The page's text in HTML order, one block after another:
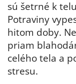
sú šetrné k
Potraviny
hitom doby.
priam
celého tela a
stresu.